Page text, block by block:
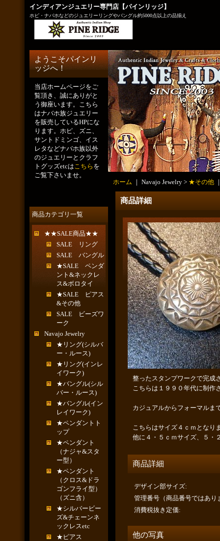
インディアンジュエリー専門店【パインリッジ】
ホピ・ナバホなどのジュエリーリングやバングル約5000点以上の品揃え
ようこそパインリ
ッジへ！
当店ホームページをご
覧頂き、誠にありがと
う御座います。こちら
はナバホ族ジュエリー
を販売しているHPにな
ります。ホピ、ズニ、
サントドミンゴ、イス
レタなどナバホ族以外
のジュエリーとクラフ
トグッズetcはこちら を
ご覧下さいませ。
商品カテゴリ一覧
★★SALE商品★★
SALE リング
SALE バングル
★SALE ペンダ
ント&ネックレ
ス&ボロタイ
★SALE ピアス
&その他
SALE ビーズワ
ーク
Navajo Jewelry
★リング(シルバ
ー・ルース)
★リング(インレ
イワーク)
★バングル(シル
バー・ルース)
★バングル(イン
レイワーク)
★ペンダントト
ップ
★ペンダント
（ナジャ&スタ
ー型）
★ペンダント
（クロス&ドラ
ゴンフライ型）
（ズニ含）
★シルバービー
ズ&チェーンネ
ックレスetc
★ピアス
ホーム ｜ Navajo Jewelry > ★その他
商品詳細
整ったスタンプワークで完成
こちらは１９９０年代に制作
カジュアルからフォーマルま
こちらはサイズ４ｃｍとなり
他に４・５ｃｍサイズ、５・
商品詳細
デザイン部サイズ:
管理番号（商品番号ではあり
消費税抜き定価:
他の写真